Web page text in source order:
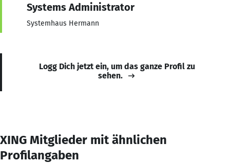
Systems Administrator
Systemhaus Hermann
Logg Dich jetzt ein, um das ganze Profil zu
sehen.
XING Mitglieder mit ähnlichen
Profilangaben